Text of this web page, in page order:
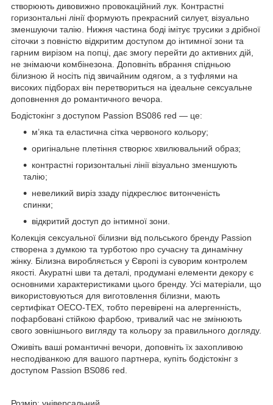
створюють дивовижно провокаційний лук. Контрастні
горизонтальні лінії формують прекрасний силует, візуально
зменшуючи талію. Нижня частина боді імітує трусики з дрібної
сіточки з повністю відкритим доступом до інтимної зони та
гарним вирізом на попці, дає змогу перейти до активних дій,
не знімаючи комбінезона. Доповніть вбрання спідньою
білизною й носіть під звичайним одягом, а з туфлями на
високих підборах він перетвориться на ідеальне сексуальне
доповнення до романтичного вечора.
Бодістокінг з доступом Passion BS086 red — це:
м’яка та еластична сітка червоного кольору;
оригінальне плетіння створює хвилювальний образ;
контрастні горизонтальні лінії візуально зменшують
талію;
невеликий виріз ззаду підкреслює витонченість
спинки;
відкритий доступ до інтимної зони.
Колекція сексуальної білизни від польського бренду Passion
створена з думкою та турботою про сучасну та динамічну
жінку. Білизна виробляється у Європі із суворим контролем
якості. Акуратні шви та деталі, продумані елементи декору є
основними характеристиками цього бренду. Усі матеріали, що
використовуються для виготовлення білизни, мають
сертифікат OECO-TEX, тобто перевірені на алергенність,
пофарбовані стійкою фарбою, тривалий час не змінюють
свого зовнішнього вигляду та кольору за правильного догляду.
Оживіть ваші романтичні вечори, доповніть їх захопливою
несподіванкою для вашого партнера, купіть бодістокінг з
доступом Passion BS086 red.
Розмір: універсальний.